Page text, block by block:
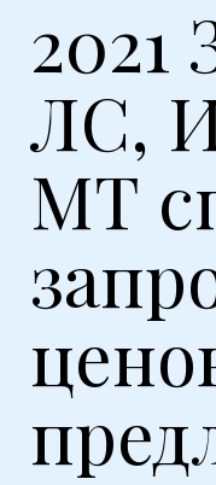
2021
ЛС,
МТ